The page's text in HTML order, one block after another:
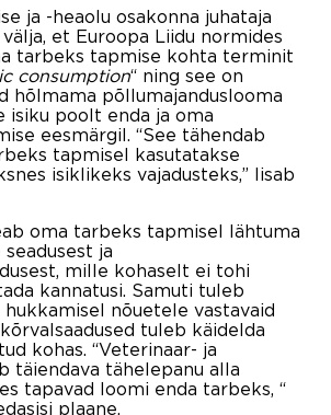
ja -heaolu osakonna juhataja
et Euroopa Liidu normides
tarbeks tapmise kohta terminit
consumption“ ning see on
hõlmama põllumajanduslooma
isiku poolt enda ja oma
eesmärgil. “See tähendab
tapmisel kasutatakse
isiklikeks vajadusteks,” lisab
oma tarbeks tapmisel lähtuma
ja
mille kohaselt ei tohi
kannatusi. Samuti tuleb
hukkamisel nõuetele vastavaid
tuleb käidelda
kohas. “Veterinaar- ja
täiendava tähelepanu alla
tapavad loomi enda tarbeks, “
plaane.